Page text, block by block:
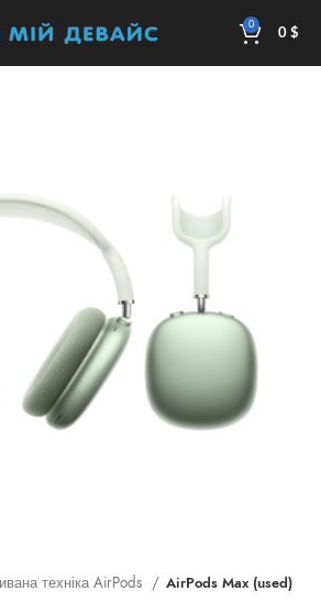
0
0 $
техніка AirPods AirPods Max (used)